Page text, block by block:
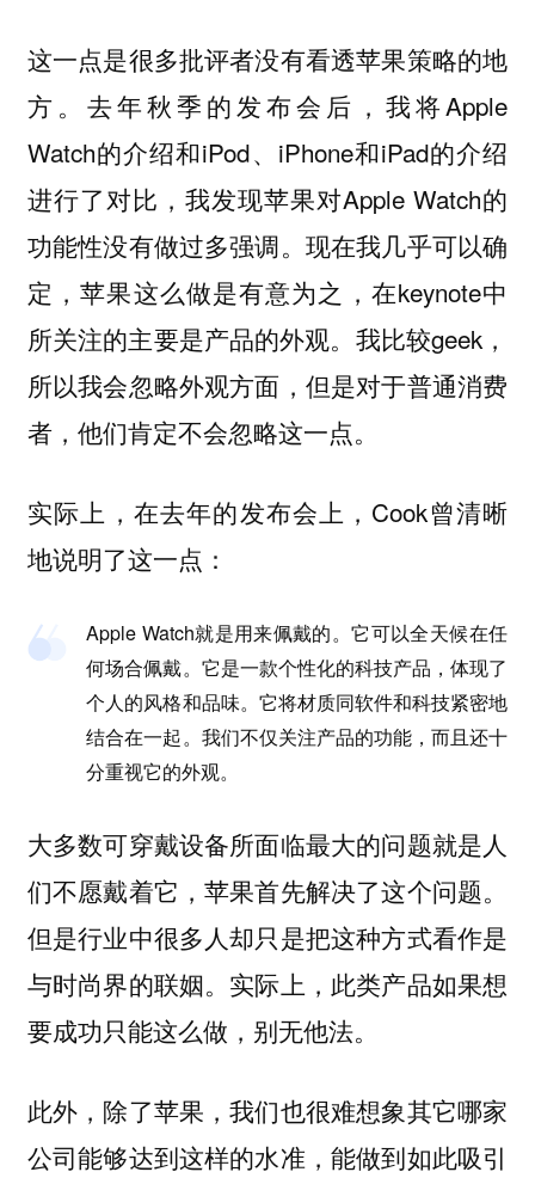
这一点是很多批评者没有看透苹果策略的地
方。去年秋季的发布会后，我将Apple
Watch的介绍和iPod、iPhone和iPad的介绍
进行了对比，我发现苹果对Apple Watch的
功能性没有做过多强调。现在我几乎可以确
定，苹果这么做是有意为之，在keynote中
所关注的主要是产品的外观。我比较geek，
所以我会忽略外观方面，但是对于普通消费
者，他们肯定不会忽略这一点。
实际上，在去年的发布会上，Cook曾清晰
地说明了这一点：
Apple Watch就是用来佩戴的。它可以全天候在任
何场合佩戴。它是一款个性化的科技产品，体现了
个人的风格和品味。它将材质同软件和科技紧密地
结合在一起。我们不仅关注产品的功能，而且还十
分重视它的外观。
大多数可穿戴设备所面临最大的问题就是人
们不愿戴着它，苹果首先解决了这个问题。
但是行业中很多人却只是把这种方式看作是
与时尚界的联姻。实际上，此类产品如果想
要成功只能这么做，别无他法。
此外，除了苹果，我们也很难想象其它哪家
公司能够达到这样的水准，能做到如此吸引